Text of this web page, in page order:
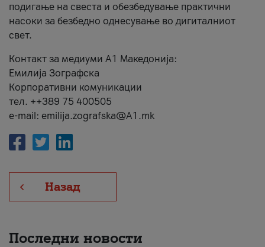
подигање на свеста и обезбедување практични
насоки за безбедно однесување во дигиталниот
свет.
Контакт за медиуми А1 Македонија:
Емилија Зографска
Корпоративни комуникации
тел. ++389 75 400505
e-mail: emilija.zografska@A1.mk
Назад
Последни новости